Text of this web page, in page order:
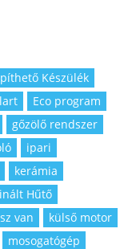
Készülék
Eco program
gőzölő rendszer
ipari
kerámia
Hűtő
van
külső motor
mosogatógép